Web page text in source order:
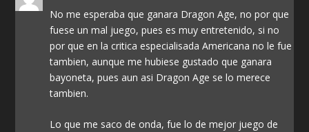
No me esperaba que ganara Dragon Age, no por que
fuese un mal juego, pues es muy entretenido, si no
por que en la critica especialisada Americana no le fue
tambien, aunque me hubiese gustado que ganara
bayoneta, pues aun asi Dragon Age se lo merece
tambien.
Lo que me saco de onda, fue lo de mejor juego de